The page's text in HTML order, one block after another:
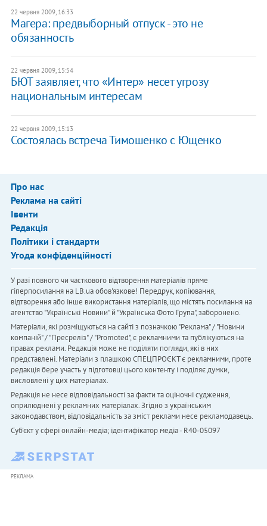
22 червня 2009, 16:33
Магера: предвыборный отпуск - это не
обязанность
22 червня 2009, 15:54
БЮТ заявляет, что «Интер» несет угрозу
национальным интересам
22 червня 2009, 15:13
Состоялась встреча Тимошенко с Ющенко
Про нас
Реклама на сайті
Івенти
Редакція
Політики і стандарти
Угода конфіденційності
У разі повного чи часткового відтворення матеріалів пряме
гіперпосилання на LB.ua обов'язкове! Передрук, копіювання,
відтворення або інше використання матеріалів, що містять посилання на
агентство "Українськi Новини" й "Українська Фото Група", заборонено.
Матеріали, які розміщуються на сайті з позначкою "Реклама" / "Новини
компаній" / "Пресреліз" / "Promoted", є рекламними та публікуються на
правах реклами. Редакція може не поділяти погляди, які в них
представлені. Матеріали з плашкою СПЕЦПРОЄКТ є рекламними, проте
редакція бере участь у підготовці цього контенту і поділяє думки,
висловлені у цих матеріалах.
Редакція не несе відповідальності за факти та оціночні судження,
оприлюднені у рекламних матеріалах. Згідно з українським
законодавством, відповідальність за зміст реклами несе рекламодавець.
Cуб'єкт у сфері онлайн-медіа; ідентифікатор медіа - R40-05097
РЕКЛАМА